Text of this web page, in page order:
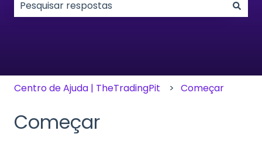
Centro de Ajuda | TheTradingPit Começar
Começar